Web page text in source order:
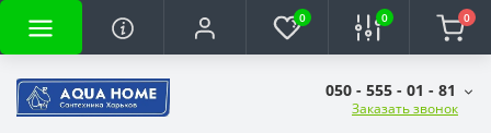
0 0 0
050 - 555 - 01 - 81
Заказать звонок